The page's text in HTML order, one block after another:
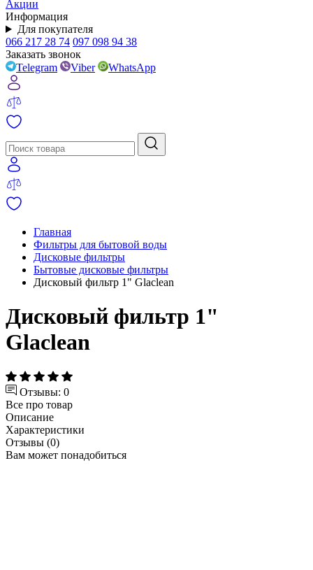
Акции
Информация
Для покупателя
066 217 28 74 097 098 94 38
Заказать звонок
Telegram
Viber WhatsApp
Главная
Фильтры для бытовой воды
Дисковые фильтры
Бытовые дисковые фильтры
Дисковый фильтр 1" Glaclean
Дисковый фильтр 1"
Glaclean
Отзывы: 0
Все про товар
Описание
Характеристики
Отзывы (0)
Вам может понадобиться